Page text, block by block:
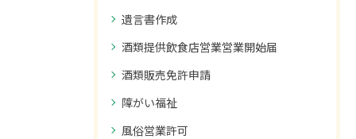
遺言書作成
酒類提供飲食店営業営業開始届
酒類販売免許申請
障がい福祉
風俗営業許可